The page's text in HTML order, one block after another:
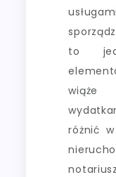
to
wiąże
różnić